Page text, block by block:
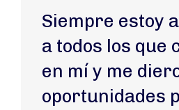
Siempre estoy
a todos los que
en mí y me
oportunidades